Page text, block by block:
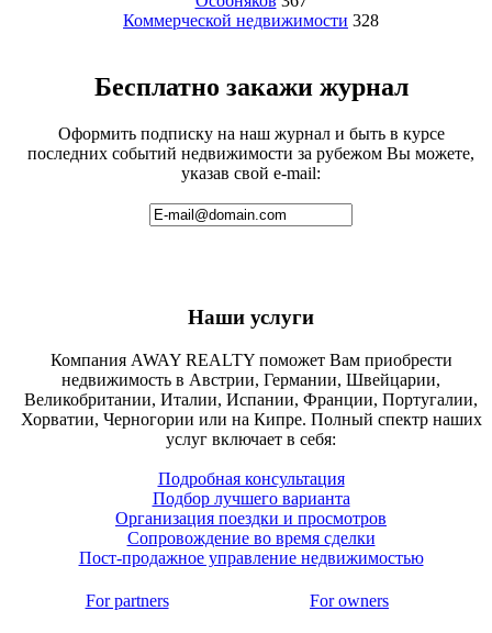
Коммерческой недвижимости 328
Бесплатно закажи журнал
Оформить подписку на наш журнал и быть в курсе
последних событий недвижимости за рубежом Вы можете,
указав свой e-mail:
Наши услуги
Компания AWAY REALTY поможет Вам приобрести
недвижимость в Австрии, Германии, Швейцарии,
Великобритании, Италии, Испании, Франции, Португалии,
Хорватии, Черногории или на Кипре. Полный спектр наших
услуг включает в себя:
Подробная консультация
Подбор лучшего варианта
Организация поездки и просмотров
Сопровождение во время сделки
Пост-продажное управление недвижимостью
For partners For owners